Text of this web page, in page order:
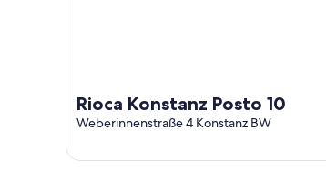
Rioca Konstanz Posto 10
Weberinnenstraße 4 Konstanz BW